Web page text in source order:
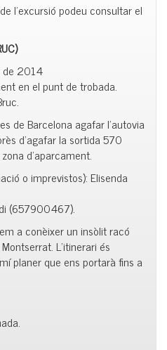
l’excursió podeu consultar el
de 2014
en el punt de trobada.
de Barcelona agafar l’autovia
d’agafar la sortida 570
d’aparcament.
o imprevistos): Elisenda
(657900467).
a conèixer un insòlit racó
L’itinerari és
planer que ens portarà fins a